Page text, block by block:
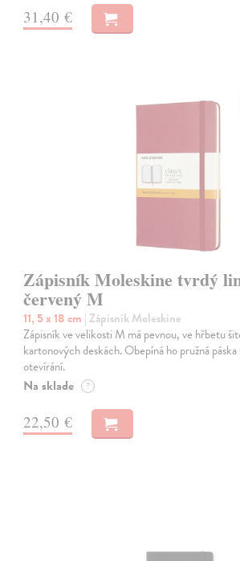
31,40 €
Zápisník Moleskine tvrdý
červený M
11, 5 x 18 cm | Zápisník Moleskine
Zápisník ve velikosti M má pevnou, ve hřbetu
kartonových deskách. Obepíná ho pružná
otevírání.
Na sklade ?
22,50 €